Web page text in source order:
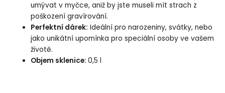
umývat v myčce, aniž by jste museli mít strach z
poškození gravírování.
Perfektní dárek: Ideální pro narozeniny, svátky, nebo
jako unikátní upomínka pro speciální osoby ve vašem
životě.
Objem sklenice:0,5 l